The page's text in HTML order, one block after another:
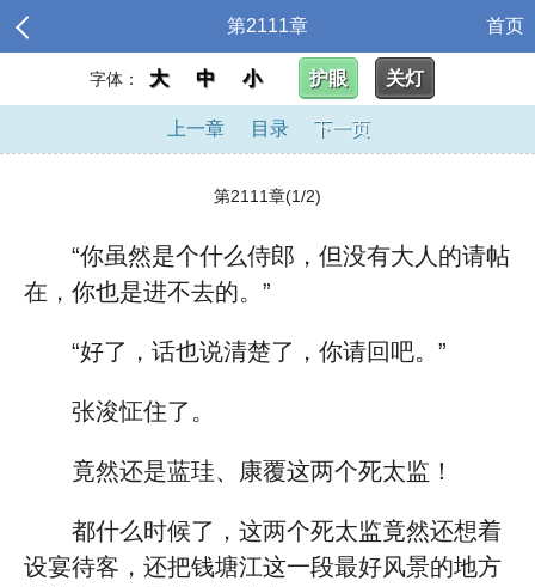
第2111章 首页
字体： 大 中 小 护眼 关灯
上一章 目录 下一页
第2111章(1/2)
“你虽然是个什么侍郎，但没有大人的请帖
在，你也是进不去的。”
“好了，话也说清楚了，你请回吧。”
张浚怔住了。
竟然还是蓝珪、康覆这两个死太监！
都什么时候了，这两个死太监竟然还想着
设宴待客，还把钱塘江这一段最好风景的地方